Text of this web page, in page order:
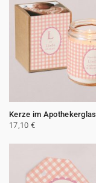
Kerze im Apothekerglas
17,10 €